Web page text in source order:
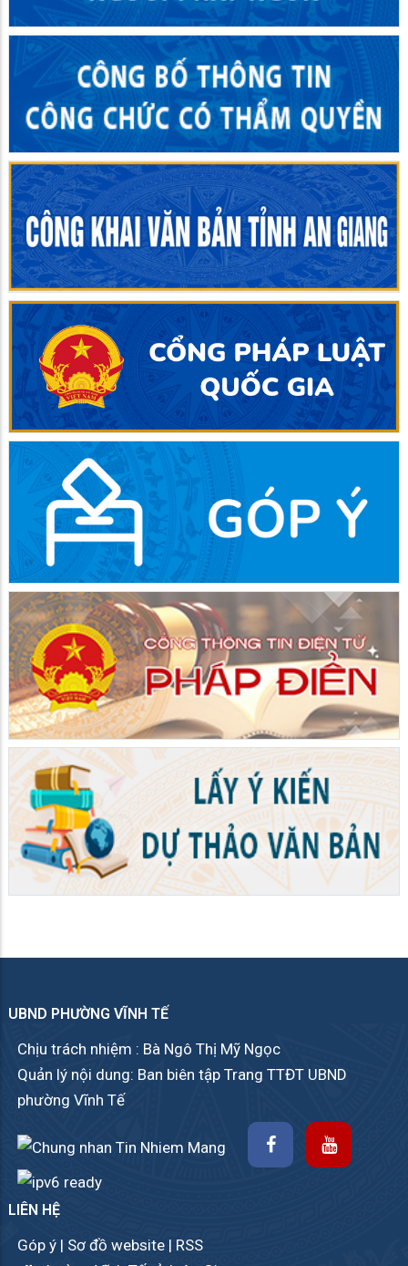
UBND PHƯỜNG VĨNH TẾ
Chịu trách nhiệm : Bà Ngô Thị Mỹ Ngọc
Quản lý nội dung: Ban biên tập Trang TTĐT UBND
phường Vĩnh Tế
LIÊN HỆ
Góp ý | Sơ đồ website | RSS